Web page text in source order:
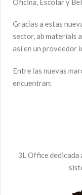
Oficina, Escolar y
Gracias a estas
sector, ab materials
así en un proveedor
Entre las nuevas
encuentran:
3L Office dedicada